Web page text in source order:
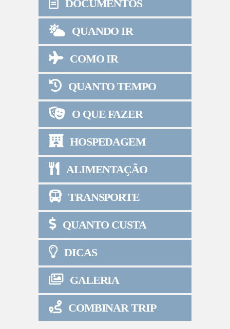
DOCUMENTOS
QUANDO IR
COMO IR
QUANTO TEMPO
O QUE FAZER
HOSPEDAGEM
ALIMENTAÇÃO
TRANSPORTE
QUANTO CUSTA
DICAS
GALERIA
COMBINAR TRIP